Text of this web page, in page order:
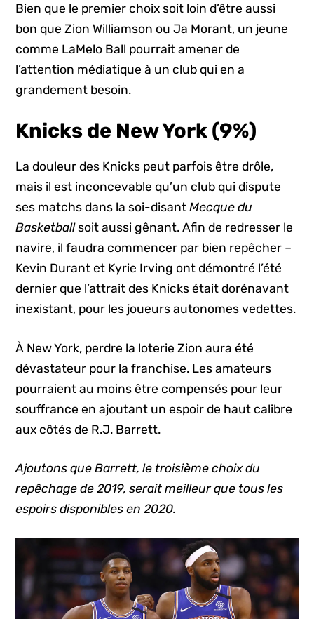
Bien que le premier choix soit loin d’être aussi
bon que Zion Williamson ou Ja Morant, un jeune
comme LaMelo Ball pourrait amener de
l’attention médiatique à un club qui en a
grandement besoin.
Knicks de New York (9%)
La douleur des Knicks peut parfois être drôle,
mais il est inconcevable qu’un club qui dispute
ses matchs dans la soi-disantMecque du
Basketballsoit aussi gênant. Afin de redresser le
navire, il faudra commencer par bien repêcher –
Kevin Durant et Kyrie Irving ont démontré l’été
dernier que l’attrait des Knicks était dorénavant
inexistant, pour les joueurs autonomes vedettes.
À New York, perdre la loterie Zion aura été
dévastateur pour la franchise. Les amateurs
pourraient au moins être compensés pour leur
souffrance en ajoutant un espoir de haut calibre
aux côtés de R.J. Barrett.
Ajoutons que Barrett, le troisième choix du
repêchage de 2019, serait meilleur que tous les
espoirs disponibles en 2020.